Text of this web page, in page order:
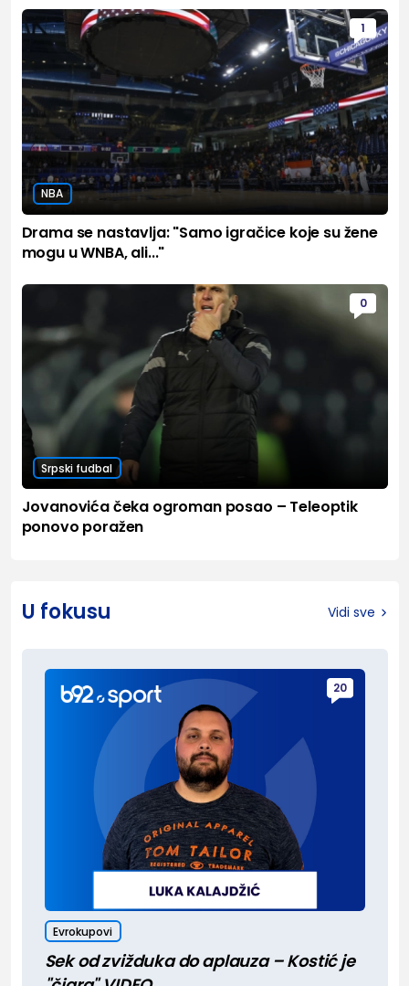
1
NBA
Drama se nastavlja: "Samo igračice koje su žene
mogu u WNBA, ali..."
0
Srpski fudbal
Jovanovića čeka ogroman posao – Teleoptik
ponovo poražen
U fokusu Vidi sve
20
Evrokupovi
Sek od zvižduka do aplauza – Kostić je